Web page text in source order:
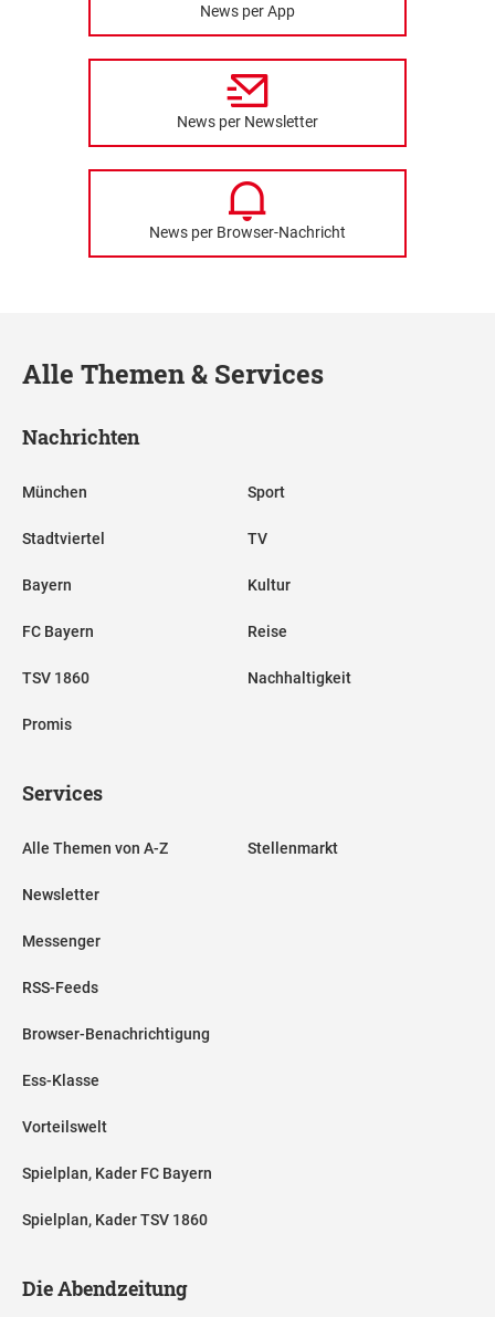
News per App
News per Newsletter
News per Browser-Nachricht
Alle Themen & Services
Nachrichten
München
Stadtviertel
Bayern
FC Bayern
TSV 1860
Promis
Sport
TV
Kultur
Reise
Nachhaltigkeit
Services
Alle Themen von A-Z
Newsletter
Messenger
RSS-Feeds
Browser-Benachrichtigung
Ess-Klasse
Vorteilswelt
Spielplan, Kader FC Bayern
Spielplan, Kader TSV 1860
Stellenmarkt
Die Abendzeitung